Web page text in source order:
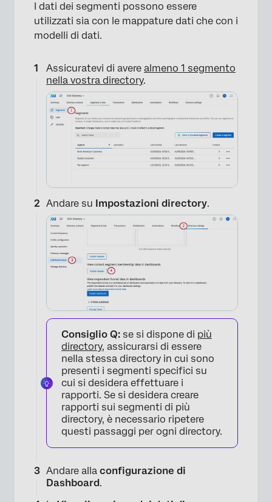
I dati dei segmenti possono essere
utilizzati sia con le mappature dati che con i
modelli di dati.
Assicuratevi di avere almeno 1 segmento
nella vostra directory.
Andare su Impostazioni directory.
Consiglio Q: se si dispone di più
directory, assicurarsi di essere
nella stessa directory in cui sono
presenti i segmenti specifici su
cui si desidera effettuare i
rapporti. Se si desidera creare
rapporti sui segmenti di più
directory, è necessario ripetere
questi passaggi per ogni directory.
Andare alla configurazione di
Dashboard.